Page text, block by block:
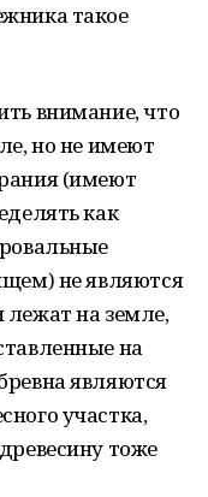
такое
внимание, что
но не имеют
(имеют
как
не являются
на земле,
на
являются
участка,
тоже